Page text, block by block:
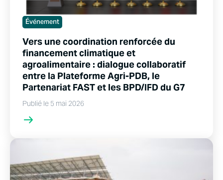
Événement
Vers une coordination renforcée du
financement climatique et
agroalimentaire : dialogue collaboratif
entre la Plateforme Agri-PDB, le
Partenariat FAST et les BPD/IFD du G7
Publié le 5 mai 2026